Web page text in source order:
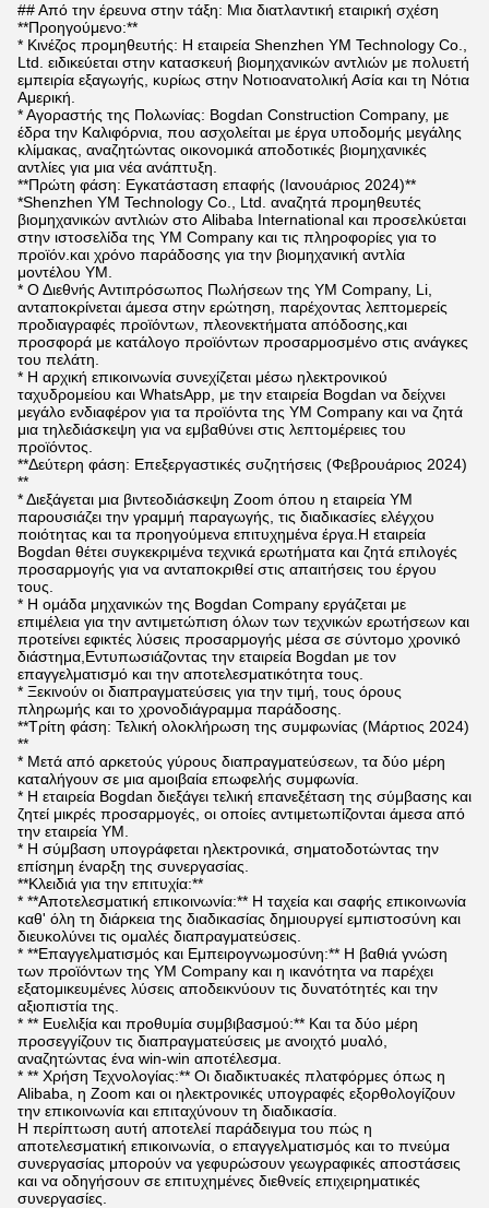
## Από την έρευνα στην τάξη: Μια διατλαντική εταιρική σχέση
**Προηγούμενο:**
* Κινέζος προμηθευτής: Η εταιρεία Shenzhen YM Technology Co.,
Ltd. ειδικεύεται στην κατασκευή βιομηχανικών αντλιών με πολυετή
εμπειρία εξαγωγής, κυρίως στην Νοτιοανατολική Ασία και τη Νότια
Αμερική.
* Αγοραστής της Πολωνίας: Bogdan Construction Company, με
έδρα την Καλιφόρνια, που ασχολείται με έργα υποδομής μεγάλης
κλίμακας, αναζητώντας οικονομικά αποδοτικές βιομηχανικές
αντλίες για μια νέα ανάπτυξη.
**Πρώτη φάση: Εγκατάσταση επαφής (Ιανουάριος 2024)**
*Shenzhen YM Technology Co., Ltd. αναζητά προμηθευτές
βιομηχανικών αντλιών στο Alibaba International και προσελκύεται
στην ιστοσελίδα της YM Company και τις πληροφορίες για το
προϊόν.και χρόνο παράδοσης για την βιομηχανική αντλία
μοντέλου YM.
* Ο Διεθνής Αντιπρόσωπος Πωλήσεων της YM Company, Li,
ανταποκρίνεται άμεσα στην ερώτηση, παρέχοντας λεπτομερείς
προδιαγραφές προϊόντων, πλεονεκτήματα απόδοσης,και
προσφορά με κατάλογο προϊόντων προσαρμοσμένο στις ανάγκες
του πελάτη.
* Η αρχική επικοινωνία συνεχίζεται μέσω ηλεκτρονικού
ταχυδρομείου και WhatsApp, με την εταιρεία Bogdan να δείχνει
μεγάλο ενδιαφέρον για τα προϊόντα της YM Company και να ζητά
μια τηλεδιάσκεψη για να εμβαθύνει στις λεπτομέρειες του
προϊόντος.
**Δεύτερη φάση: Επεξεργαστικές συζητήσεις (Φεβρουάριος 2024)
**
* Διεξάγεται μια βιντεοδιάσκεψη Zoom όπου η εταιρεία YM
παρουσιάζει την γραμμή παραγωγής, τις διαδικασίες ελέγχου
ποιότητας και τα προηγούμενα επιτυχημένα έργα.Η εταιρεία
Bogdan θέτει συγκεκριμένα τεχνικά ερωτήματα και ζητά επιλογές
προσαρμογής για να ανταποκριθεί στις απαιτήσεις του έργου
τους.
* Η ομάδα μηχανικών της Bogdan Company εργάζεται με
επιμέλεια για την αντιμετώπιση όλων των τεχνικών ερωτήσεων και
προτείνει εφικτές λύσεις προσαρμογής μέσα σε σύντομο χρονικό
διάστημα,Εντυπωσιάζοντας την εταιρεία Bogdan με τον
επαγγελματισμό και την αποτελεσματικότητα τους.
* Ξεκινούν οι διαπραγματεύσεις για την τιμή, τους όρους
πληρωμής και το χρονοδιάγραμμα παράδοσης.
**Τρίτη φάση: Τελική ολοκλήρωση της συμφωνίας (Μάρτιος 2024)
**
* Μετά από αρκετούς γύρους διαπραγματεύσεων, τα δύο μέρη
καταλήγουν σε μια αμοιβαία επωφελής συμφωνία.
* Η εταιρεία Bogdan διεξάγει τελική επανεξέταση της σύμβασης και
ζητεί μικρές προσαρμογές, οι οποίες αντιμετωπίζονται άμεσα από
την εταιρεία YM.
* Η σύμβαση υπογράφεται ηλεκτρονικά, σηματοδοτώντας την
επίσημη έναρξη της συνεργασίας.
**Κλειδιά για την επιτυχία:**
* **Αποτελεσματική επικοινωνία:** Η ταχεία και σαφής επικοινωνία
καθ' όλη τη διάρκεια της διαδικασίας δημιουργεί εμπιστοσύνη και
διευκολύνει τις ομαλές διαπραγματεύσεις.
* **Επαγγελματισμός και Εμπειρογνωμοσύνη:** Η βαθιά γνώση
των προϊόντων της YM Company και η ικανότητα να παρέχει
εξατομικευμένες λύσεις αποδεικνύουν τις δυνατότητές και την
αξιοπιστία της.
* ** Ευελιξία και προθυμία συμβιβασμού:** Και τα δύο μέρη
προσεγγίζουν τις διαπραγματεύσεις με ανοιχτό μυαλό,
αναζητώντας ένα win-win αποτέλεσμα.
* ** Χρήση Τεχνολογίας:** Οι διαδικτυακές πλατφόρμες όπως η
Alibaba, η Zoom και οι ηλεκτρονικές υπογραφές εξορθολογίζουν
την επικοινωνία και επιταχύνουν τη διαδικασία.
Η περίπτωση αυτή αποτελεί παράδειγμα του πώς η
αποτελεσματική επικοινωνία, ο επαγγελματισμός και το πνεύμα
συνεργασίας μπορούν να γεφυρώσουν γεωγραφικές αποστάσεις
και να οδηγήσουν σε επιτυχημένες διεθνείς επιχειρηματικές
συνεργασίες.